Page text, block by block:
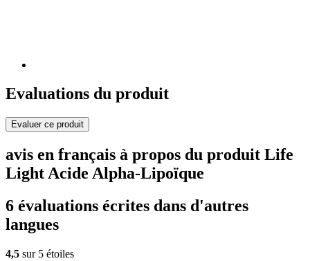
Evaluations du produit
Evaluer ce produit
avis en français à propos du produit Life
Light Acide Alpha-Lipoïque
6 évaluations écrites dans d'autres
langues
4,5 sur 5 étoiles